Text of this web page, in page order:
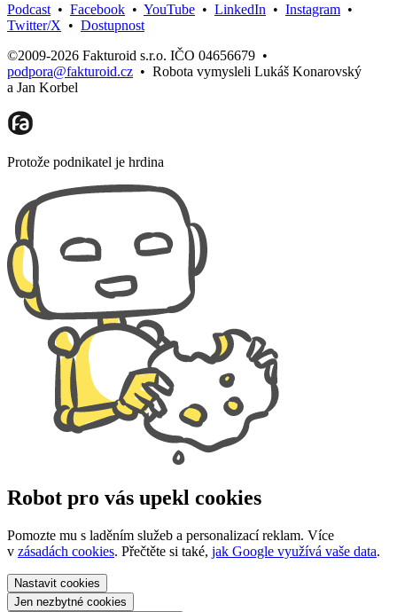
Podcast • Facebook • YouTube • LinkedIn • Instagram •
Twitter/X • Dostupnost
©2009-2026 Fakturoid s.r.o. IČO 04656679 •
podpora@fakturoid.cz • Robota vymysleli Lukáš Konarovský
a Jan Korbel
Protože podnikatel je hrdina
Robot pro vás upekl cookies
Pomozte mu s laděním služeb a personalizací reklam. Více
v zásadách cookies. Přečtěte si také, jak Google využívá vaše data.
Nastavit cookies
Jen nezbytné cookies